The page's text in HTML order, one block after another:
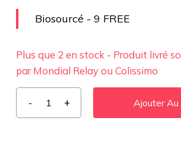
Biosourcé - 9 FREE
Plus que 2 en stock - Produit livré
par Mondial Relay ou Colissimo
Ajouter